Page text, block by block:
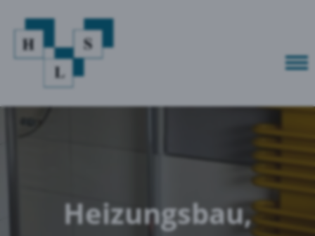
Heizungsbau,